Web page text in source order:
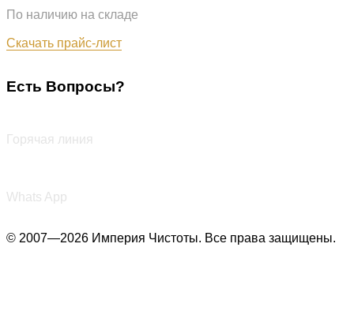
По наличию на складе
Скачать прайс-лист
Есть Вопросы?
Горячая линия
Whats App
© 2007—2026 Империя Чистоты. Все права защищены.